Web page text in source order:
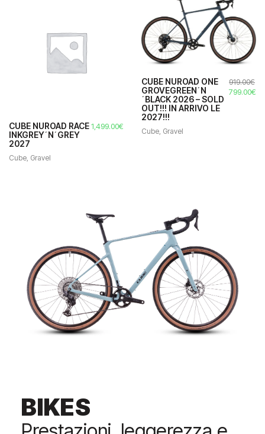
CUBE NUROAD RACE
INKGREY´N´GREY
2027
Cube, Gravel
1,499.00€
CUBE NUROAD ONE
GROVEGREEN´N
´BLACK 2026 – SOLD
OUT!!! IN ARRIVO LE
2027!!!
Cube, Gravel
919.00€
Il
799.00€
BIKES